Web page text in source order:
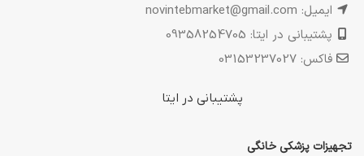
ایمیل: novintebmarket@gmail.com
پشتیبانی در ایتا: 09358254705
فاکس: 03153237027
پشتیبانی در ایتا
تجهیزات پزشکی خانگی